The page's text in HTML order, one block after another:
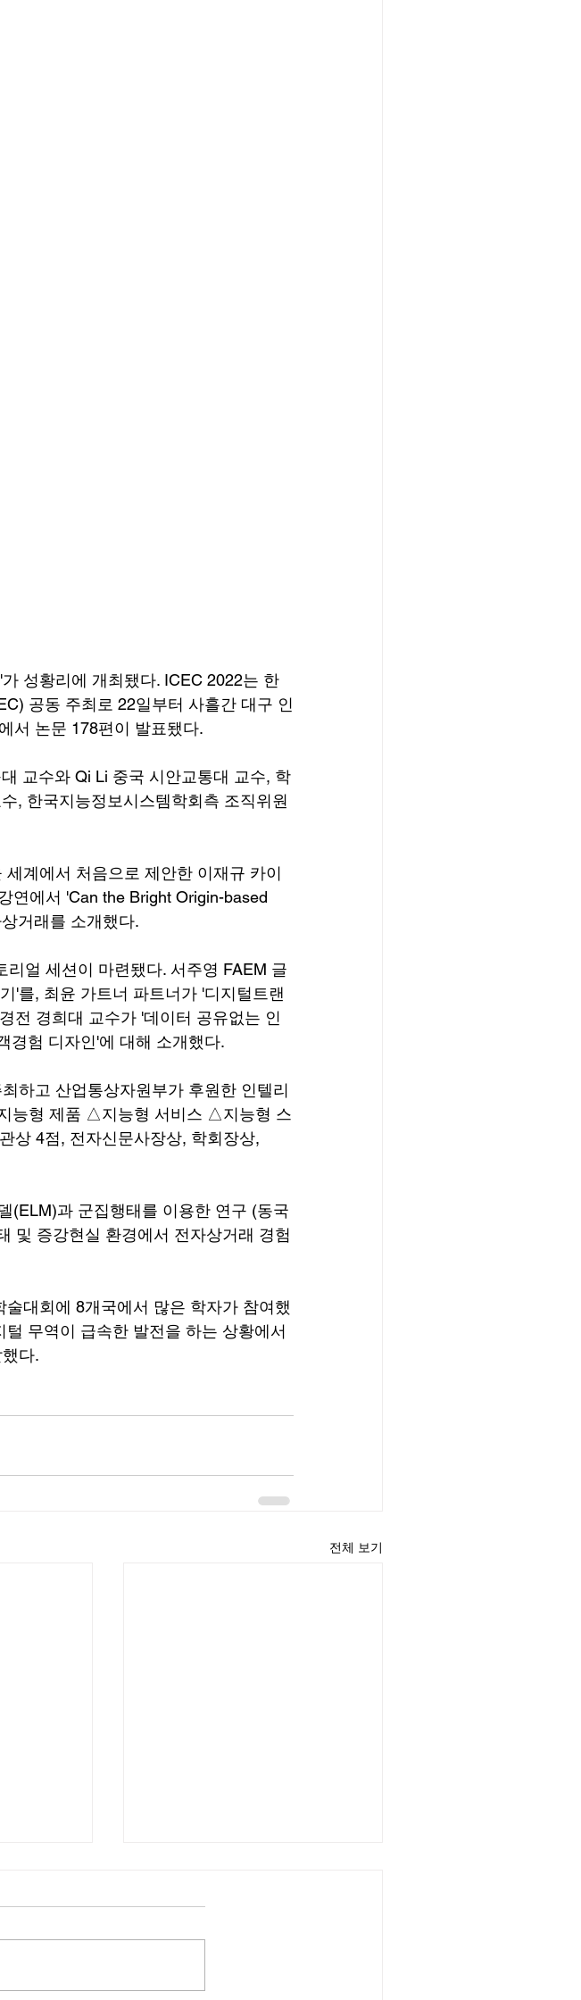
성황리에 개최됐다. ICEC 2022는 한
공동 주최로 22일부터 사흘간 대구 인
서 논문 178편이 발표됐다.
교수와 Qi Li 중국 시안교통대 교수, 학
, 한국지능정보시스템학회측 조직위원
계에서 처음으로 제안한 이재규 카이
연에서 'Can the Bright Origin-based
거래를 소개했다.
얼 세션이 마련됐다. 서주영 FAEM 글
'를, 최윤 가트너 파트너가 '디지털트랜
전 경희대 교수가 '데이터 공유없는 인
경험 디자인'에 대해 소개했다.
하고 산업통상자원부가 후원한 인텔리
능형 제품 △지능형 서비스 △지능형 스
상 4점, 전자신문사장상, 학회장상,
(ELM)과 군집행태를 이용한 연구 (동국
및 증강현실 환경에서 전자상거래 경험
대회에 8개국에서 많은 학자가 참여했
무역이 급속한 발전을 하는 상황에서
다.
전체 보기